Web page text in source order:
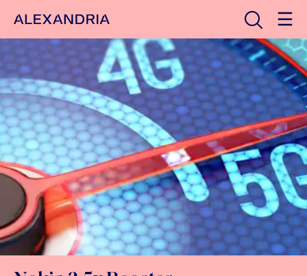
Etusivulle Avaa haku